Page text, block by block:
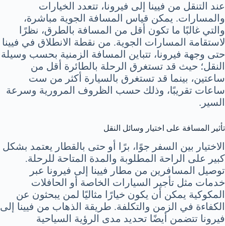
عند التنقل من فيينا إلى فيرونا، تتعدد الخيارات
والمسارات. يمكن قياس المسافة الجوية مباشرة،
والتي غالبًا ما تكون أقل من المسافة بالطرق، نظرًا
لاستقامة المسارات الجوية. من نقطة الانطلاق في فيينا
حتى وجهة فيرونا، تتباين المسافة الزمنية بحسب وسيلة
النقل؛ حيث قد تستغرق الرحلة بالطائرة أقل من
ساعتين، بينما قد تستغرق بالسيارة أكثر من ست
ساعات تقريبًا، وذلك حسب الظروف المرورية وسرعة
السير.
تأثير المسافة على اختيار وسائل النقل
الاختيار بين السفر جوًا، برًا أو حتى بالقطار يعتمد بشكل
كبير على الراحة المطلوبة والمدة المتاحة للرحلة.
توصيل المسافرين من مطار فيينا إلى فيرونا عبر
خدمات مثل تأجير السيارات الخاصة أو الحافلات
المكوكية يمكن أن يكون خيارًا مثاليًا لمن يبحثون عن
الكفاءة في الزمن والتكلفة. طريقة الذهاب من فيينا إلى
فيرونا تتضمن أيضًا تحديد مدى الرؤية السياحية